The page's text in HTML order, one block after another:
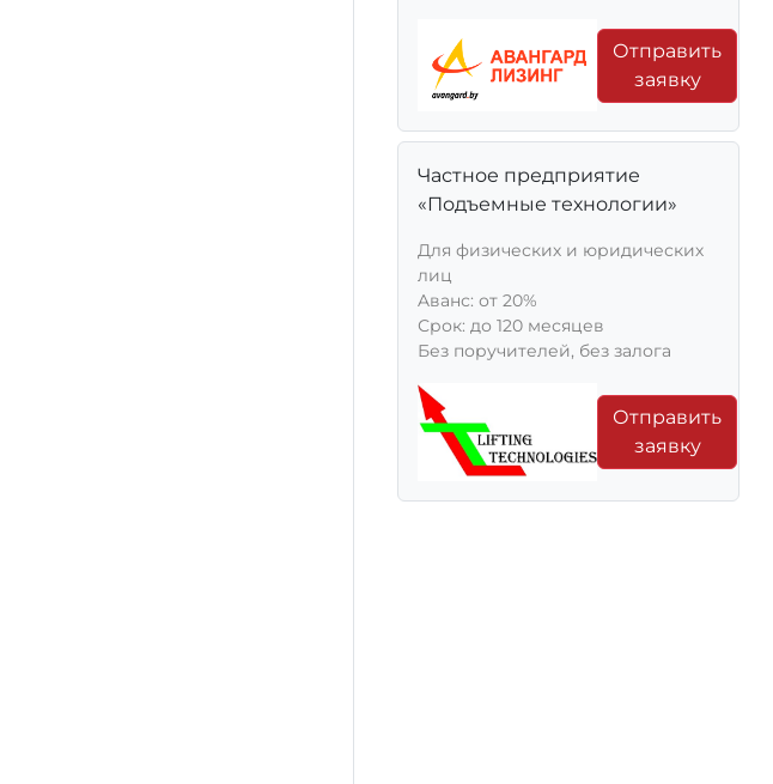
Отправить
заявку
Частное предприятие
«Подъемные технологии»
Для физических и юридических
лиц
Aванс: от 20%
Срок: до 120 месяцев
Без поручителей, без залога
Отправить
заявку